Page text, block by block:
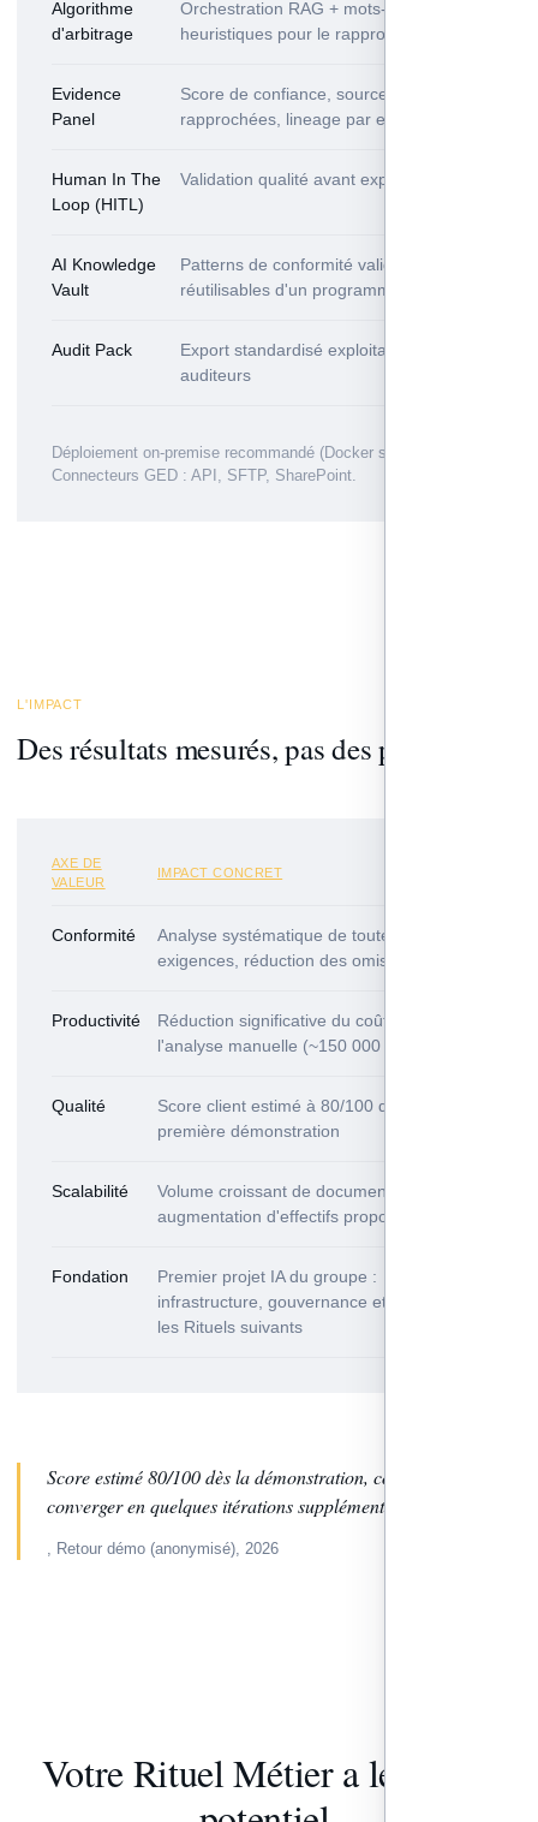
Algorithme
d'arbitrage
Orchestration RAG + mots-clés +
heuristiques pour le rapprochement
Evidence
Panel
Score de confiance, sources
rapprochées, lineage par exigence
Human In The
Loop (HITL)
Validation qualité avant export
AI Knowledge
Vault
Patterns de conformité validés,
réutilisables d'un programme à l'autre
Audit Pack
Export standardisé exploitable par les
auditeurs
Déploiement on-premise recommandé (Docker sur VM).
Connecteurs GED : API, SFTP, SharePoint.
L'IMPACT
Des résultats mesurés, pas des projections.
AXE DE
VALEUR
IMPACT CONCRET
Conformité
Analyse systématique de toutes les
exigences, réduction des omissions
Productivité
Réduction significative du coût annuel lié à
l'analyse manuelle (~150 000 €/an)
Qualité
Score client estimé à 80/100 dès la
première démonstration
Scalabilité
Volume croissant de documents sans
augmentation d'effectifs proportionnelle
Fondation
Premier projet IA du groupe :
infrastructure, gouvernance et socle pour
les Rituels suivants
Score estimé 80/100 dès la démonstration, confiance pour
converger en quelques itérations supplémentaires.
, Retour démo (anonymisé), 2026
Votre Rituel Métier a le même